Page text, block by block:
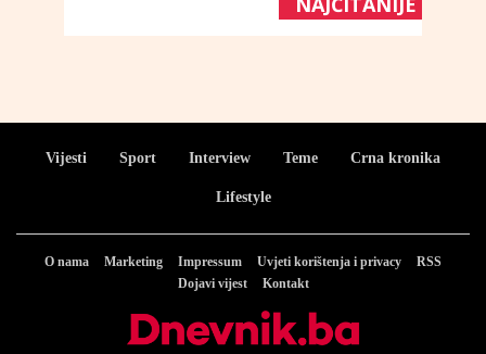
Vijesti Sport Interview Teme Crna kronika
Lifestyle
O nama Marketing Impressum Uvjeti korištenja i privacy
RSS
Dojavi vijest
Kontakt